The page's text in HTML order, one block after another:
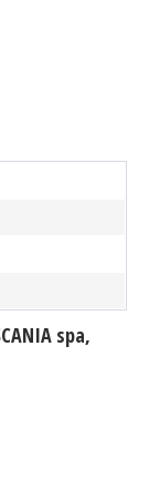
spa,